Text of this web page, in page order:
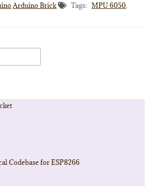
Arduino Brick Tags: MPU 6050,
Codebase for ESP8266